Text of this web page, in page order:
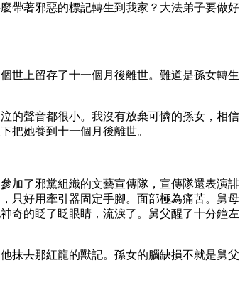
帶著邪惡的標記轉生到我家？大法弟子要做好
世上留存了十一個月後離世。難道是孫女轉生
的聲音都很小。我沒有放棄可憐的孫女，相信
把她養到十一個月後離世。
加了邪黨組織的文藝宣傳隊，宣傳隊還表演誹
只好用牽引器固定手腳。面部極為痛苦。舅母
奇的眨了眨眼睛，流淚了。舅父醒了十分鐘左
抹去那紅龍的獸記。孫女的腦缺損不就是舅父